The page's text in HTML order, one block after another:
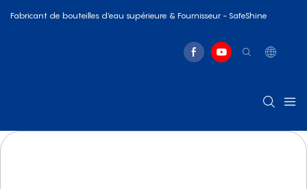
Fabricant de bouteilles d'eau supérieure & Fournisseur - SafeShine